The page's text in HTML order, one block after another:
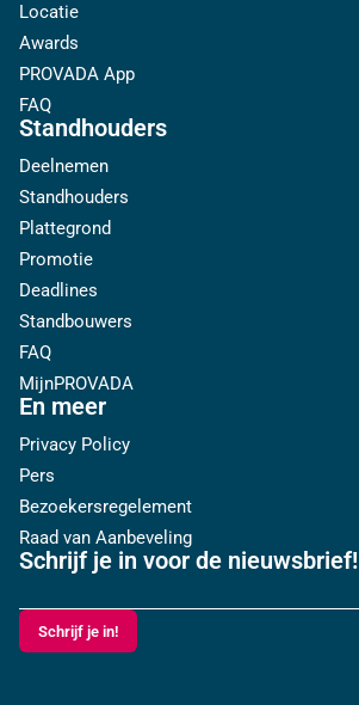
Locatie
Awards
PROVADA App
FAQ
Standhouders
Deelnemen
Standhouders
Plattegrond
Promotie
Deadlines
Standbouwers
FAQ
MijnPROVADA
En meer
Privacy Policy
Pers
Bezoekersregelement
Raad van Aanbeveling
Schrijf je in voor de nieuwsbrief!
Schrijf je in!